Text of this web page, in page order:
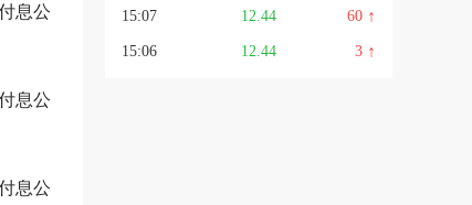
息公
息公
息公
15:07 12.44 60 ↑
15:06 12.44 3 ↑